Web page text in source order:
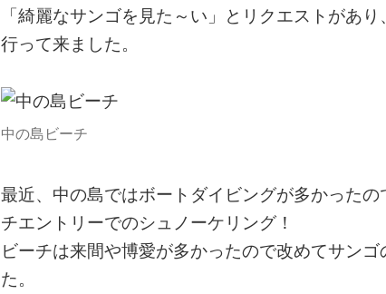
「綺麗なサンゴを見た～い」とリクエストがあ
行って来ました。
中の島ビーチ
最近、中の島ではボートダイビングが多かった
チエントリーでのシュノーケリング！
ビーチは来間や博愛が多かったので改めてサン
た。